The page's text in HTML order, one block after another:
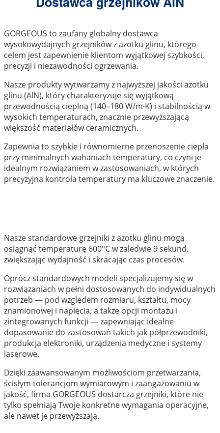
GORGEOUS to zaufany globalny dostawca
wysokowydajnych grzejników z azotku glinu, którego
celem jest zapewnienie klientom wyjątkowej szybkości,
precyzji i niezawodności ogrzewania.
Nasze produkty wytwarzamy z najwyższej jakości azotku
glinu (AlN), który charakteryzuje się wyjątkową
przewodnością cieplną (140–180 W/m·K) i stabilnością w
wysokich temperaturach, znacznie przewyższającą
większość materiałów ceramicznych.
Zapewnia to szybkie i równomierne przenoszenie ciepła
przy minimalnych wahaniach temperatury, co czyni je
idealnym rozwiązaniem w zastosowaniach, w których
precyzyjna kontrola temperatury ma kluczowe znaczenie.
Nasze standardowe grzejniki z azotku glinu mogą
osiągnąć temperaturę 600°C w zaledwie 9 sekund,
zwiększając wydajność i skracając czas procesów.
Oprócz standardowych modeli specjalizujemy się w
rozwiązaniach w pełni dostosowanych do indywidualnych
potrzeb — pod względem rozmiaru, kształtu, mocy
znamionowej i napięcia, a także opcji montażu i
zintegrowanych funkcji — zapewniając idealne
dopasowanie do zastosowań takich jak półprzewodniki,
produkcja elektroniki, urządzenia medyczne i systemy
laserowe.
Dzięki zaawansowanym możliwościom przetwarzania,
ścisłym tolerancjom wymiarowym i zaangażowaniu w
jakość, firma GORGEOUS dostarcza grzejniki, które nie
tylko spełniają Twoje konkretne wymagania operacyjne,
ale nawet je przewyższają.